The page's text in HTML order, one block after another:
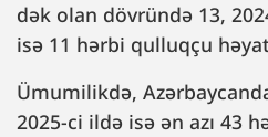
dək olan dövründə 13,
isə 11 hərbi qulluqçu
Ümumilikdə,
2025-ci ildə isə ən azı 43